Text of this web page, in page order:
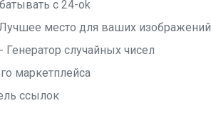
с 24-ok
место для ваших изображений
случайных чисел
маркетплейса
ссылок